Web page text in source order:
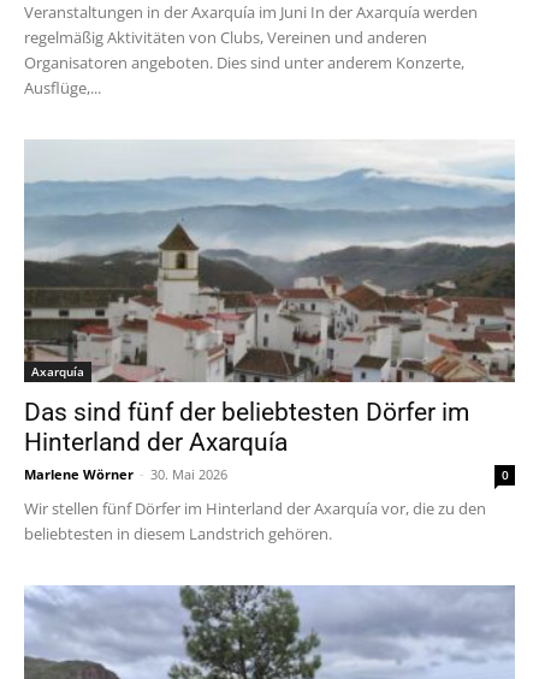
Veranstaltungen in der Axarquía im Juni In der Axarquía werden
regelmäßig Aktivitäten von Clubs, Vereinen und anderen
Organisatoren angeboten. Dies sind unter anderem Konzerte,
Ausflüge,...
Axarquía
Das sind fünf der beliebtesten Dörfer im
Hinterland der Axarquía
Marlene Wörner - 30. Mai 2026 0
Wir stellen fünf Dörfer im Hinterland der Axarquía vor, die zu den
beliebtesten in diesem Landstrich gehören.